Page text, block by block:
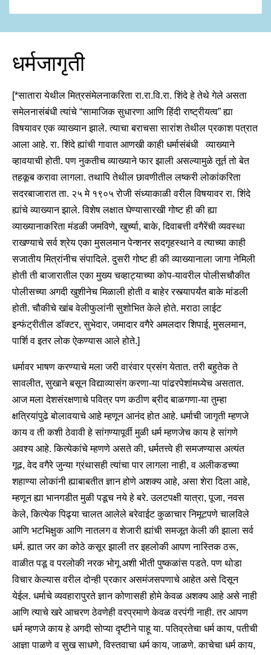
धर्मजागृती
[*सातारा येथील मित्रसंमेलनाकरिता रा.रा.वि.रा. शिंदे हे तेथे गेले असता
समेलनासंबंधी त्यांचे “सामाजिक सुधारणा आणि हिंदी राष्ट्रीयत्व” ह्या
विषयावर एक व्याख्यान झाले. त्याचा बराचसा सारांश तेथील प्रकाश पत्रात
आला आहे. रा. शिंदे ह्यांची गावात आणखी काही धर्मासंबंधी व्याख्याने
व्हावयाची होती. पण नुकतीच व्याख्याने फार झाली असल्यामुळे तूर्त तो बेत
तहकूब करावा लागला. तथापि तेथील छावणीतील लष्करी लोकांकरिता
सदरबाजारात ता. २५ मे १९०५ रोजी संध्याकाळी वरील विषयावर रा. शिंदे
ह्यांचे व्याख्यान झाले. विशेष लक्षात घेण्यासारखी गोष्ट ही की ह्या
व्याख्यानाकरिता मंडळी जमविणे, खुर्च्या, बाके, दिवाबत्ती वगैरेंची व्यवस्था
राखण्याचे सर्व श्रेय एका मुसलमान पेन्शनर सदगृहस्थाने व त्याच्या काही
सजातीय मित्रांनीच संपादिले. दुसरी गोष्ट ही की व्याख्यानाला जागा नेमिली
होती ती बाजारातील एका मुख्य चव्हाट्याच्या कोप-यावरील पोलीसचौकीत
पोलीसच्या अगदी खुशीनेच मिळाली होती व बाहेर रस्त्यापर्यंत बाके मांडली
होती. चौकीचे खांब वेलीफुलांनी सुशोभित केले होते. मराठा लाईट
इन्फंट्रीतील डॉक्टर, सुभेदार, जमादार वगैरे अमलदार शिपाई, मुसलमान,
पार्शि व इतर लोक ऐकण्यास आले होते.]
धर्मावर भाषण करण्याचे मला जरी वारंवार प्रसंग येतात. तरी बहुतेक ते
सावलीत, सुखाने बसून विद्याव्यासंग करणा-या पांढरपेशांमध्येच असतात.
आज मला देशसंरक्षणाचे पवित्र पण कठीण ब्रीद बाळगणा-या तुम्हा
क्षत्रियांपुढे बोलावयाचे आहे म्हणून आनंद होत आहे. धर्माची जागृती म्हणजे
काय व ती कशी ठेवावी हे सांगण्यापूर्वी मुळी धर्म म्हणजेच काय हे सांगणे
अवश्य आहे. कित्येकांचे म्हणणे असते की, धर्मतत्त्वे ही समजण्यास अत्यंत
गूढ, वेद वगैरे जुन्या ग्रंथासही त्यांचा पार लागला नाही, व अलीकडच्या
शहाण्या लोकांनी ह्याबाबतीत ज्ञान होणे अशक्य आहे, असा शेरा दिला आहे,
म्हणून ह्या भानगडीत मुळी पडूच नये हे बरे. उलटपक्षी यात्रा, पूजा, नवस
केले, कित्येक पिढ्या चालत आलेले बरेवाईट कुळाचार निमूटपणे चालविले
आणि भटभिक्षुक आणि नातलग व शेजारी ह्यांची समजूत केली की झाला सर्व
धर्म. ह्यात जर का कोठे कसूर झाली तर इहलोकी आपण नास्तिक ठरू,
वाळीत पडू व परलोकी नरक भोगू अशी भीती पुष्कळांस पडते. पण थोडा
विचार केल्यास वरील दोन्ही प्रकार असमंजसपणाचे आहेत असे दिसून
येईल. धर्माचे व्यवहारापुरते ज्ञान कोणासही होमे केवळ अशक्य आहे असे नाही
आणि त्याचे खरे आचरण ठेवणेही वरप्रमाणे केवळ वरपंगी नाही. तर आपण
धर्म म्हणजे काय हे अगदी सोप्या दृष्टीने पाहू या. पतिव्रतेचा धर्म काय, पतीची
आज्ञा पाळणे व सुख साधणे, विस्तवाचा धर्म काय, जाळणे. काचेचा धर्म काय,